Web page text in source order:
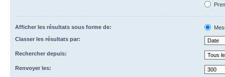
Afficher les résultats sous forme de:
Classer les résultats par:
Rechercher depuis:
Renvoyer les: